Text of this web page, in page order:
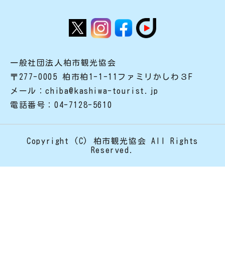
一般社団法人柏市観光協会
〒277-0005 柏市柏1-1-11ファミリかしわ３F
メール：chiba@kashiwa-tourist.jp
電話番号：04-7128-5610
Copyright (C) 柏市観光協会 All Rights
Reserved.